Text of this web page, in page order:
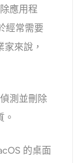
應用程
經常需要
來說，
測並刪除
。
的桌面